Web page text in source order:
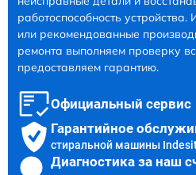
работоспособность
или рекомендованные
ремонта выполняем проверку
предоставляем гарантию.
Официальный сервис
Гарантийное
стиральной машины Indesit
Диагностика за наш